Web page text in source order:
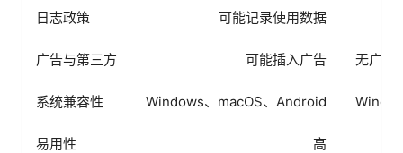
日志政策 可能记录使用数据
广告与第三方 可能插入广告 无广告
系统兼容性 Windows、macOS、Android
易用性 高